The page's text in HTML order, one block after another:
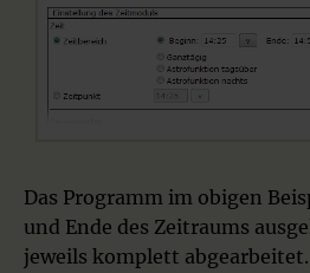
Das Programm im obigen
und Ende des Zeitraums
jeweils komplett